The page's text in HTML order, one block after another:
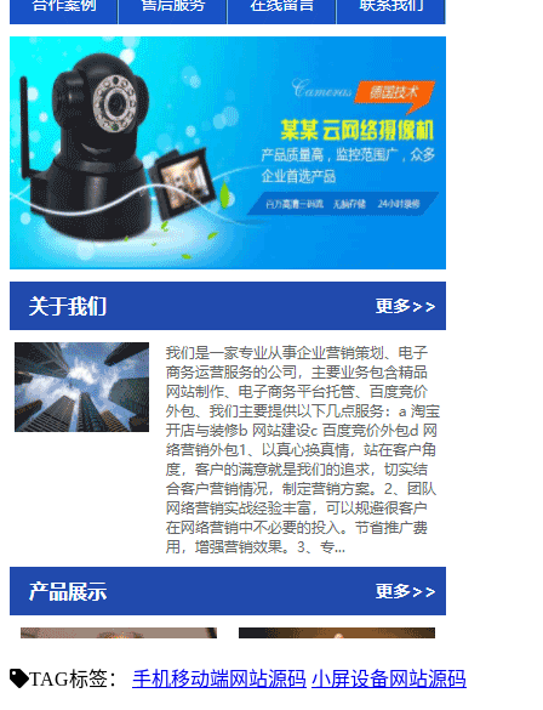
TAG标签： 手机移动端网站源码 小屏设备网站源码